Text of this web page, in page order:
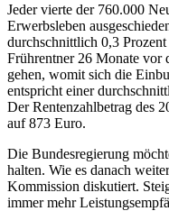
Jeder vierte der 760.000
Erwerbsleben
durchschnittlich 0,3
Frührentner 26 Monate vor
gehen, womit sich die
entspricht einer
Der Rentenzahlbetrag des
auf 873 Euro.
Die Bundesregierung
halten. Wie es danach
Kommission diskutiert.
immer mehr